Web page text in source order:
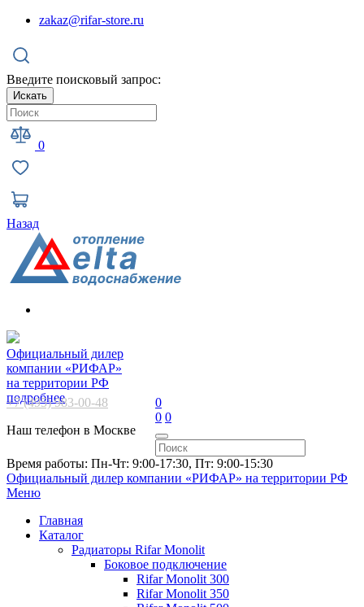
zakaz@rifar-store.ru
Введите поисковый запрос:
Искать
0
Назад
Официальный дилер
компании «РИФАР»
на территории РФ
подробнее
+7 (495) 983-00-48
Наш телефон в Москве
0
0 0
Время работы: Пн-Чт: 9:00-17:30, Пт: 9:00-15:30
Официальный дилер компании «РИФАР» на территории РФ
Меню
Главная
Каталог
Радиаторы Rifar Monolit
Боковое подключение
Rifar Monolit 300
Rifar Monolit 350